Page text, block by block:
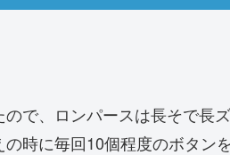
で、ロンパースは長そで長ズ
時に毎回10個程度のボタン